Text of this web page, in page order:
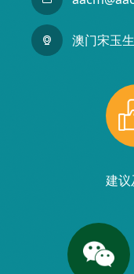
澳门宋玉
建